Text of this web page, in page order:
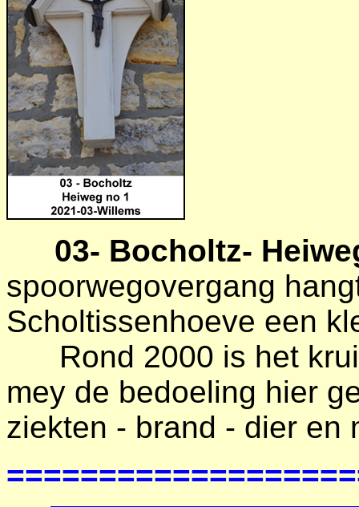
03- Bocholtz-
spoorwegovergang
Scholtissenhoeve een
Rond 2000 is het
mey de bedoeling hier
ziekten - brand - dier en